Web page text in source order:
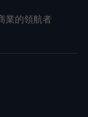
業的領航者